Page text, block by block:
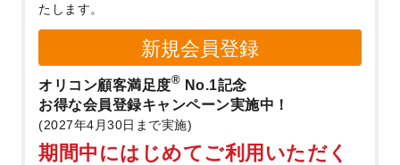
たします。
新規会員登録
オリコン顧客満足度® No.1記念
お得な会員登録キャンペーン実施中！
(2027年4月30日まで実施)
期間中にはじめてご利用いただく